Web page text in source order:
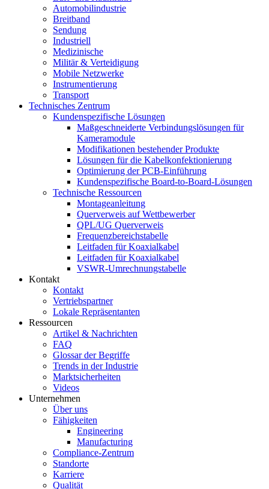
Automobilindustrie
Breitband
Sendung
Industriell
Medizinische
Militär & Verteidigung
Mobile Netzwerke
Instrumentierung
Transport
Technisches Zentrum
Kundenspezifische Lösungen
Maßgeschneiderte Verbindungslösungen für
Kameramodule
Modifikationen bestehender Produkte
Lösungen für die Kabelkonfektionierung
Optimierung der PCB-Einführung
Kundenspezifische Board-to-Board-Lösungen
Technische Ressourcen
Montageanleitung
Querverweis auf Wettbewerber
QPL/UG Querverweis
Frequenzbereichstabelle
Leitfaden für Koaxialkabel
Leitfaden für Koaxialkabel
VSWR-Umrechnungstabelle
Kontakt
Kontakt
Vertriebspartner
Lokale Repräsentanten
Ressourcen
Artikel & Nachrichten
FAQ
Glossar der Begriffe
Trends in der Industrie
Marktsicherheiten
Videos
Unternehmen
Über uns
Fähigkeiten
Engineering
Manufacturing
Compliance-Zentrum
Standorte
Karriere
Qualität